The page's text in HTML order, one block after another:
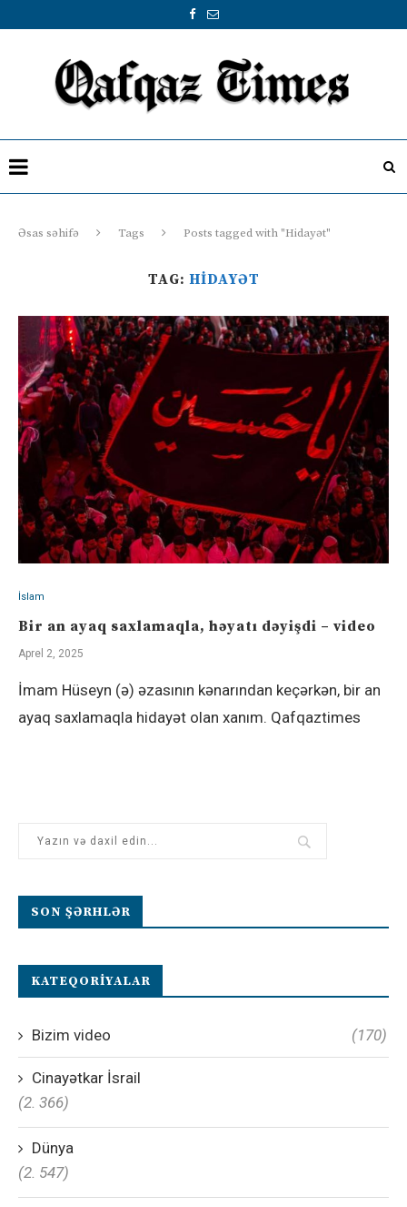
Əsas səhifə Tags Posts tagged with "Hidayət"
TAG: HIDAYƏT
İslam
Bir an ayaq saxlamaqla, həyatı dəyişdi – video
Aprel 2, 2025
İmam Hüseyn (ə) əzasının kənarından keçərkən, bir an
ayaq saxlamaqla hidayət olan xanım. Qafqaztimes
SON ŞƏRHLƏR
KATEQORIYALAR
Bizim video (170)
Cinayətkar İsrail
(2. 366)
Dünya
(2. 547)